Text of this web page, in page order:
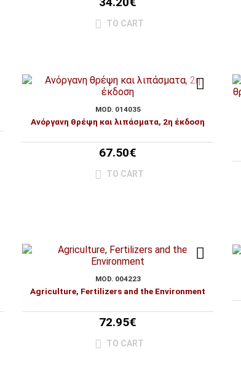
TO CART
MOD. 014035
Ανόργανη θρέψη και λιπάσματα, 2η έκδοση
67.50€
TO CART
MOD. 004223
Agriculture, Fertilizers and the Environment
72.95€
TO CART